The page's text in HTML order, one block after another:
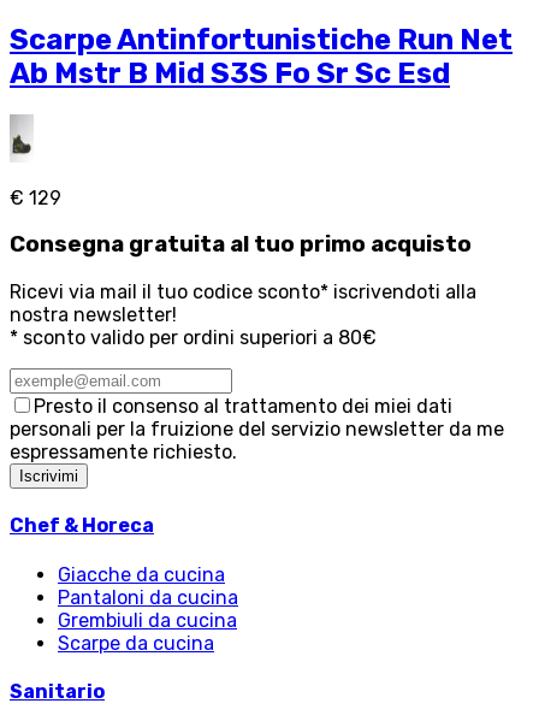
Scarpe Antinfortunistiche Run Net
Ab Mstr B Mid S3S Fo Sr Sc Esd
€ 129
Consegna gratuita al tuo primo acquisto
Ricevi via mail il tuo codice sconto* iscrivendoti alla
nostra newsletter!
* sconto valido per ordini superiori a 80€
Presto il consenso al trattamento dei miei dati
personali per la fruizione del servizio newsletter da me
espressamente richiesto.
Iscrivimi
Chef & Horeca
Giacche da cucina
Pantaloni da cucina
Grembiuli da cucina
Scarpe da cucina
Sanitario